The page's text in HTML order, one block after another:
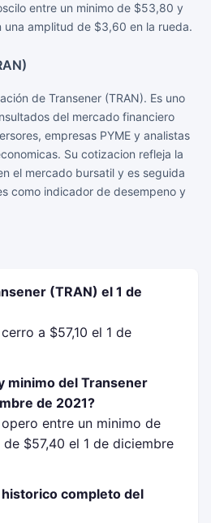
entre un minimo de $53,80 y
una amplitud de $3,60 en la rueda.
de Transener (TRAN). Es uno
del mercado financiero
empresas PYME y analistas
Su cotizacion refleja la
el mercado bursatil y es seguida
como indicador de desempeno y
(TRAN) el 1 de
a $57,10 el 1 de
minimo del Transener
de 2021?
entre un minimo de
$57,40 el 1 de diciembre
completo del